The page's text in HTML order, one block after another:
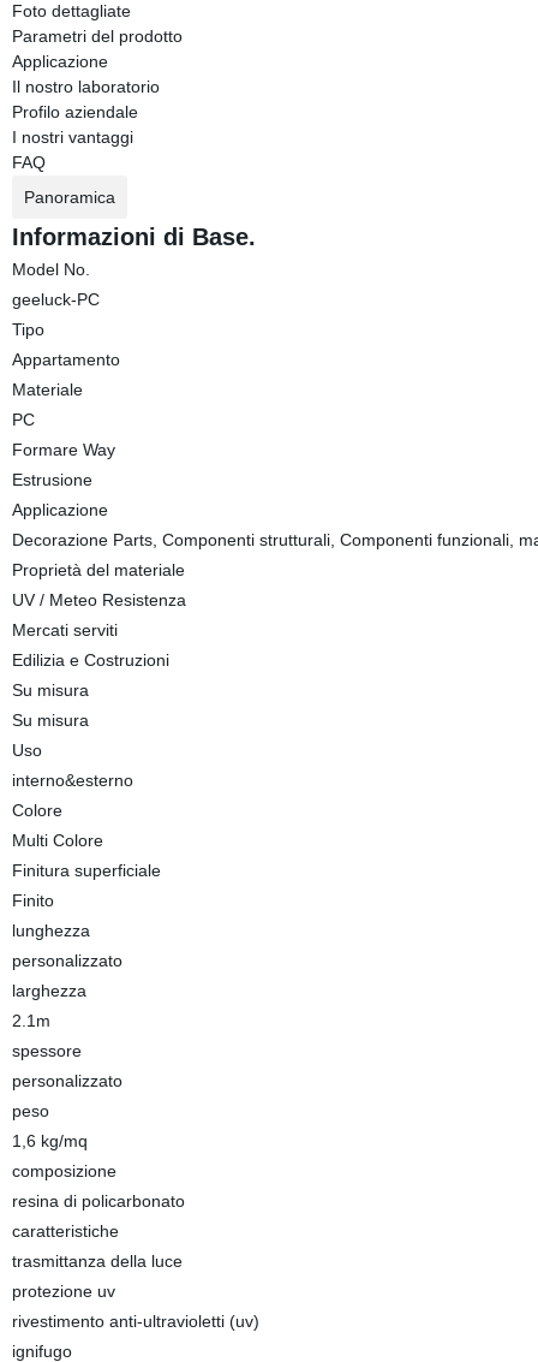
Foto dettagliate
Parametri del prodotto
Applicazione
Il nostro laboratorio
Profilo aziendale
I nostri vantaggi
FAQ
Panoramica
Informazioni di Base.
Model No.
geeluck-PC
Tipo
Appartamento
Materiale
PC
Formare Way
Estrusione
Applicazione
Decorazione Parts, Componenti strutturali, Componenti funzionali,
Proprietà del materiale
UV / Meteo Resistenza
Mercati serviti
Edilizia e Costruzioni
Su misura
Su misura
Uso
interno&esterno
Colore
Multi Colore
Finitura superficiale
Finito
lunghezza
personalizzato
larghezza
2.1m
spessore
personalizzato
peso
1,6 kg/mq
composizione
resina di policarbonato
caratteristiche
trasmittanza della luce
protezione uv
rivestimento anti-ultravioletti (uv)
ignifugo